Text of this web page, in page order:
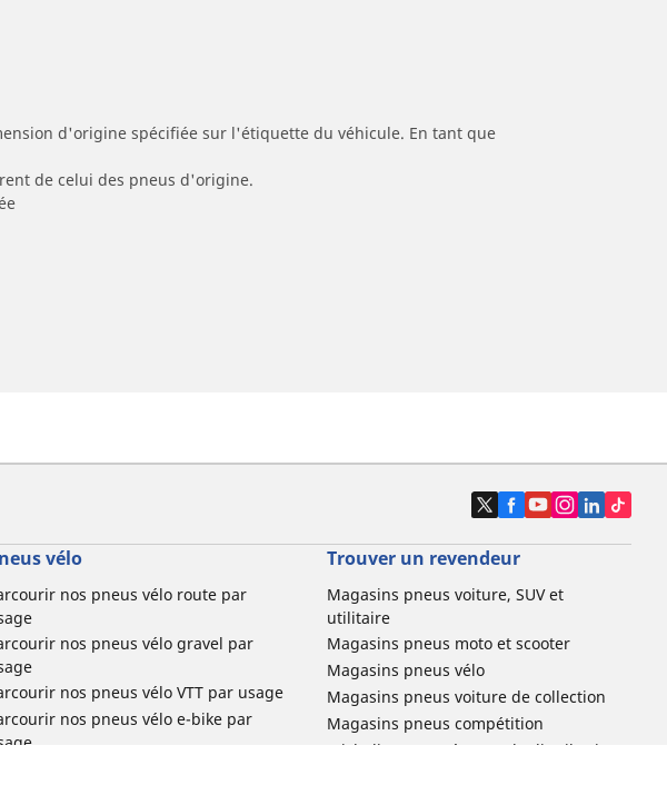
d'origine spécifiée sur l'étiquette du véhicule. En tant que
de celui des pneus d'origine.
vélo
nos pneus vélo route par
nos pneus vélo gravel par
nos pneus vélo VTT par usage
nos pneus vélo e-bike par
Trouver un revendeur
Magasins pneus voiture, SUV et
utilitaire
Magasins pneus moto et scooter
Magasins pneus vélo
Magasins pneus voiture de collection
Magasins pneus compétition
Michelin et ses réseaux de distribution